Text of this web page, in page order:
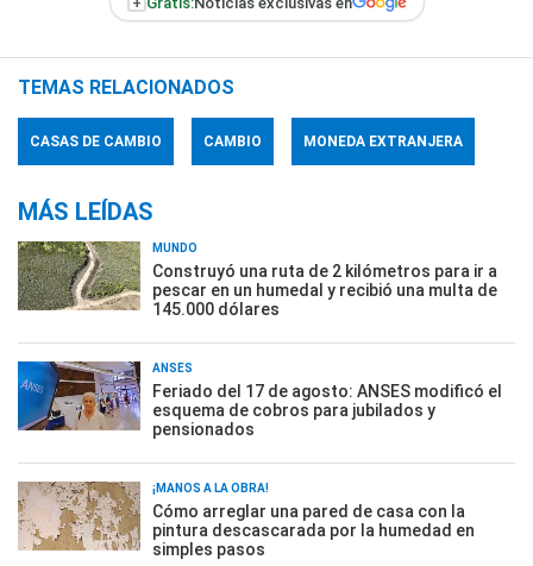
TEMAS RELACIONADOS
CASAS DE CAMBIO CAMBIO MONEDA EXTRANJERA
MÁS LEÍDAS
MUNDO
Construyó una ruta de 2 kilómetros para ir a
pescar en un humedal y recibió una multa de
145.000 dólares
ANSES
Feriado del 17 de agosto: ANSES modificó el
esquema de cobros para jubilados y
pensionados
¡MANOS A LA OBRA!
Cómo arreglar una pared de casa con la
pintura descascarada por la humedad en
simples pasos